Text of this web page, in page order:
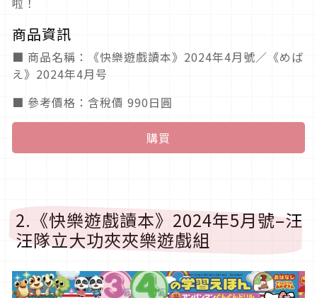
商品資訊
■ 商品名稱：《快樂遊戲讀本》2024年4月號／《めば
え》2024年4月号
■ 參考價格：含稅價 990日圓
購買
2.《快樂遊戲讀本》2024年5月號–汪
汪隊立大功夾夾樂遊戲組